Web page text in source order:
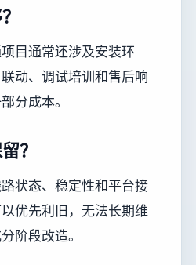
目通常还涉及安装环
动、调试培训和售后响
分成本。
？
状态、稳定性和平台接
优先利旧，无法长期维
阶段改造。